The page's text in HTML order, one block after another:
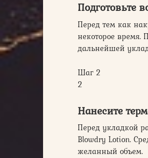
Подготовьте
Перед тем как
некоторое время.
дальнейшей
Шаг 2
2
Нанесите
Перед укладкой
Blowdry Lotion.
желанный объем.